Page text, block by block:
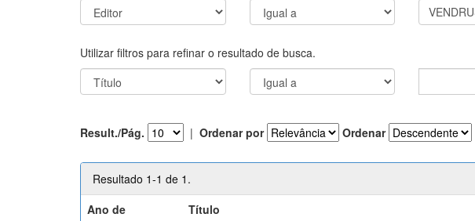
Utilizar filtros para refinar o resultado de busca.
Result./Pág. | Ordenar por Ordenar
Resultado 1-1 de 1.
Ano de
Título